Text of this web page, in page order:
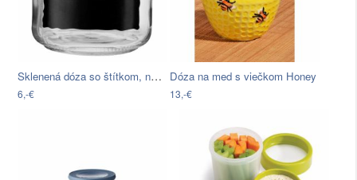
Sklenená dóza so štítkom, na ktorý…
6,-€
Dóza na med s viečkom Honey
13,-€